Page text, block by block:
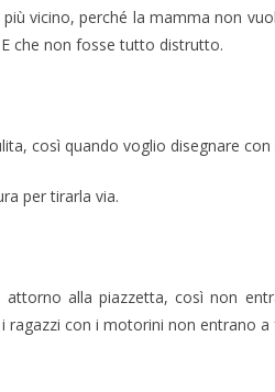
vicino, perché la mamma non
che non fosse tutto distrutto.
così quando voglio disegnare
per tirarla via.
alla piazzetta, così non
ragazzi con i motorini non entrano